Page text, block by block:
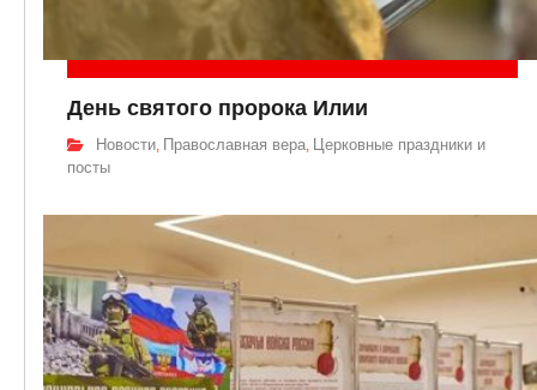
День святого пророка Илии
Новости, Православная вера,
Церковные праздники и
посты